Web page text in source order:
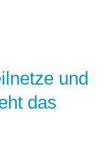
zum
und
das